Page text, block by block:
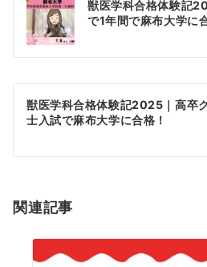
ナ
ビ
ゲ
シ
ン
獣医学科合格体験記
で1年間で麻布大学に
獣医学科合格体験記2025｜高卒
士入試で麻布大学に合格！
関連記事